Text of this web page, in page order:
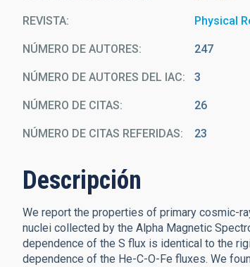
REVISTA Physical
NÚMERO DE AUTORES 247
NÚMERO DE AUTORES DEL IAC 3
NÚMERO DE CITAS 26
NÚMERO DE CITAS REFERIDAS 23
Descripción
We report the properties of primary cosmic-
nuclei collected by the Alpha Magnetic
dependence of the S flux is identical to the
dependence of the He-C-O-Fe fluxes. We